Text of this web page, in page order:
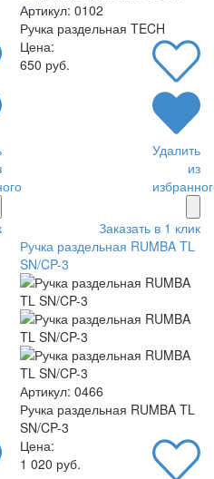
Артикул: 0102
Ручка раздельная TECH
Цена:
650 руб.
Удалить
из
Заказать в 1 клик
Ручка раздельная RUMBA TL
SN/CP-3
Артикул: 0466
Ручка раздельная RUMBA TL
SN/CP-3
Цена:
1 020 руб.